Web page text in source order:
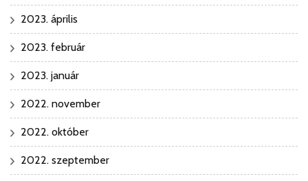
2023. április
2023. február
2023. január
2022. november
2022. október
2022. szeptember